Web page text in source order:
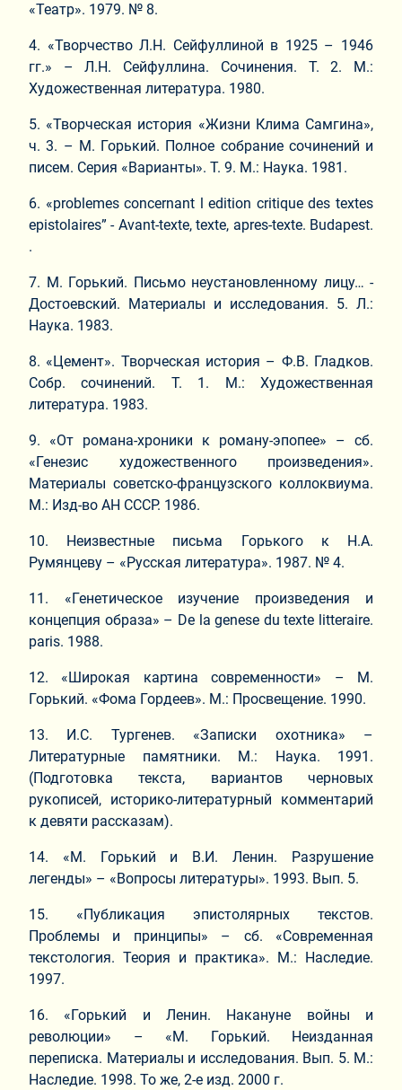
«Театр». 1979. № 8.
4. «Творчество Л.Н. Сейфуллиной в 1925 – 1946
гг.» – Л.Н. Сейфуллина. Сочинения. Т. 2. М.:
Художественная литература. 1980.
5. «Творческая история «Жизни Клима Самгина»,
ч. 3. – М. Горький. Полное собрание сочинений и
писем. Серия «Варианты». Т. 9. М.: Наука. 1981.
6. «problemes concernant l edition critique des textes
epistolaires” - Avant-texte, texte, apres-texte. Budapest.
.
7. М. Горький. Письмо неустановленному лицу… -
Достоевский. Материалы и исследования. 5. Л.:
Наука. 1983.
8. «Цемент». Творческая история – Ф.В. Гладков.
Собр. сочинений. Т. 1. М.: Художественная
литература. 1983.
9. «От романа-хроники к роману-эпопее» – сб.
«Генезис художественного произведения».
Материалы советско-французского коллоквиума.
М.: Изд-во АН СССР. 1986.
10. Неизвестные письма Горького к Н.А.
Румянцеву – «Русская литература». 1987. № 4.
11. «Генетическое изучение произведения и
концепция образа» – De la genese du texte litteraire.
paris. 1988.
12. «Широкая картина современности» – М.
Горький. «Фома Гордеев». М.: Просвещение. 1990.
13. И.С. Тургенев. «Записки охотника» –
Литературные памятники. М.: Наука. 1991.
(Подготовка текста, вариантов черновых
рукописей, историко-литературный комментарий
к девяти рассказам).
14. «М. Горький и В.И. Ленин. Разрушение
легенды» – «Вопросы литературы». 1993. Вып. 5.
15. «Публикация эпистолярных текстов.
Проблемы и принципы» – сб. «Современная
текстология. Теория и практика». М.: Наследие.
1997.
16. «Горький и Ленин. Накануне войны и
революции» – «М. Горький. Неизданная
переписка. Материалы и исследования. Вып. 5. М.:
Наследие. 1998. То же, 2-е изд. 2000 г.